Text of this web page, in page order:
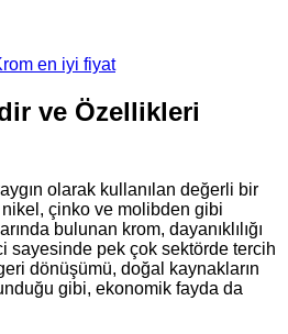
en iyi fiyat
ve Özellikleri
olarak kullanılan değerli bir
çinko ve molibden gibi
bulunan krom, dayanıklılığı
sayesinde pek çok sektörde tercih
dönüşümü, doğal kaynakların
gibi, ekonomik fayda da